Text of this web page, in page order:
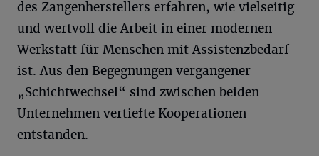
des Zangenherstellers erfahren, wie vielseitig
und wertvoll die Arbeit in einer modernen
Werkstatt für Menschen mit Assistenzbedarf
ist. Aus den Begegnungen vergangener
„Schichtwechsel“ sind zwischen beiden
Unternehmen vertiefte Kooperationen
entstanden.